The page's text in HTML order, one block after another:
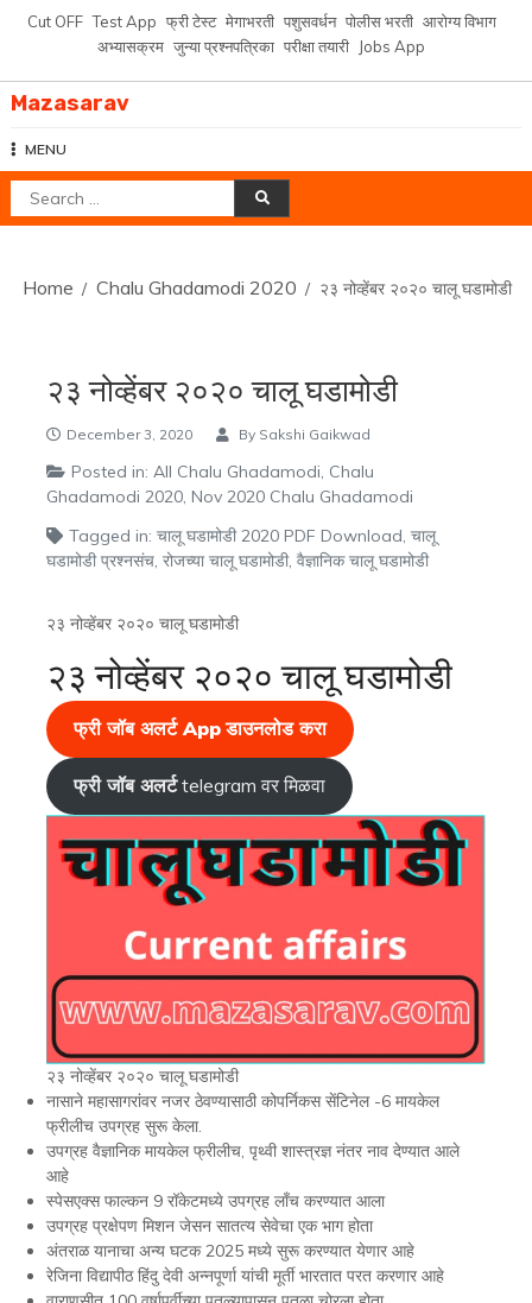
SkipCut OFF Test App फ्री टेस्ट मेगाभरती पशुसवर्धन पोलीस भरती आरोग्य विभाग
अभ्यासक्रम जुन्या प्रश्नपत्रिका परीक्षा तयारी Jobs App
Mazasarav
MENU
Search
for:
Home Chalu Ghadamodi 2020 २३ नोव्हेंबर २०२० चालू घडामोडी
२३ नोव्हेंबर २०२० चालू घडामोडी
December 3, 2020 By Sakshi Gaikwad
Posted in: All Chalu Ghadamodi, Chalu
Ghadamodi 2020, Nov 2020 Chalu Ghadamodi
Tagged in: चालू घडामोडी 2020 PDF Download, चालू
घडामोडी प्रश्नसंच, रोजच्या चालू घडामोडी, वैज्ञानिक चालू घडामोडी
२३ नोव्हेंबर २०२० चालू घडामोडी
२३ नोव्हेंबर २०२० चालू घडामोडी
फ्री जॉब अलर्ट App डाउनलोड करा
फ्री जॉब अलर्टtelegram वर मिळवा
२३ नोव्हेंबर २०२० चालू घडामोडी
नासाने महासागरांवर नजर ठेवण्यासाठी कोपर्निकस सेंटिनेल -6 मायकेल
फ्रीलीच उपग्रह सुरू केला.
उपग्रह वैज्ञानिक मायकेल फ्रीलीच, पृथ्वी शास्त्रज्ञ नंतर नाव देण्यात आले
आहे
स्पेसएक्स फाल्कन 9 रॉकेटमध्ये उपग्रह लाँच करण्यात आला
उपग्रह प्रक्षेपण मिशन जेसन सातत्य सेवेचा एक भाग होता
अंतराळ यानाचा अन्य घटक 2025 मध्ये सुरू करण्यात येणार आहे
रेजिना विद्यापीठ हिंदु देवी अन्नपूर्णा यांची मूर्ती भारतात परत करणार आहे